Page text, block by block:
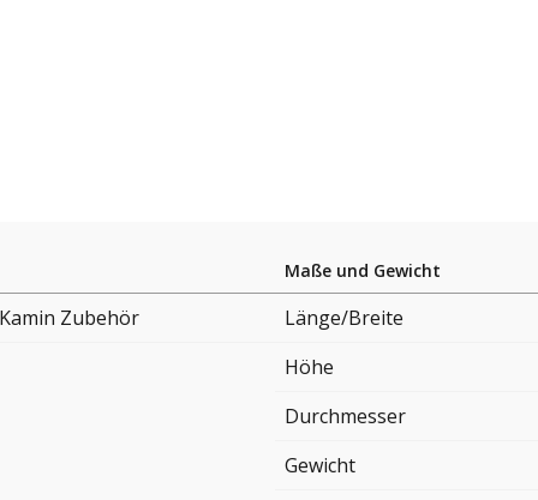
Zubehör
Maße und Gewicht
Länge/Breite
Höhe
Durchmesser
Gewicht